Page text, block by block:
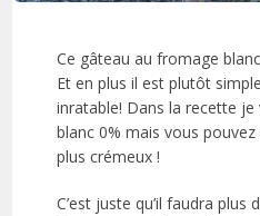
Ce gâteau au fromage
Et en plus il est plutôt
inratable! Dans la recette
blanc 0% mais vous
plus crémeux !
C’est juste qu’il faudra